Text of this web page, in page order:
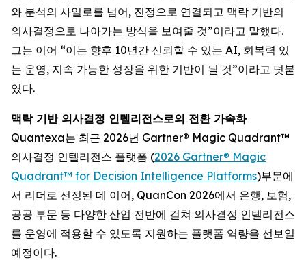
와 분석의 사일로를 넘어, 진정으로 연결되고 맥락 기반의
의사결정으로 나아가는 방식을 보여줄 것”이라고 말했다.
그는 이어 “이는 향후 10년간 신뢰할 수 있는 AI, 회복력 있
는 운영, 지속 가능한 성장을 위한 기반이 될 것”이라고 덧붙
였다.
맥락 기반 의사결정 인텔리전스로의 전환 가속화
Quantexa는 최근 2026년 Gartner® Magic Quadrant™
의사결정 인텔리전스 플랫폼 (2026 Gartner® Magic
Quadrant™ for Decision Intelligence Platforms)부문에
서 리더로 선정된 데 이어, QuanCon 2026에서 은행, 보험,
공공 부문 등 다양한 산업 전반에 걸쳐 의사결정 인텔리전스
를 운영에 적용할 수 있도록 지원하는 플랫폼 역량을 선보일
예정이다.